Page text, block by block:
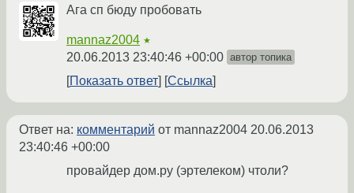
Ага сп бюду пробовать
mannaz2004 ★
20.06.2013 23:40:46 +00:00 автор топика
Показать ответ Ссылка
Ответ на: комментарий от mannaz2004 20.06.2013
23:40:46 +00:00
провайдер дом.ру (эртелеком) чтоли?